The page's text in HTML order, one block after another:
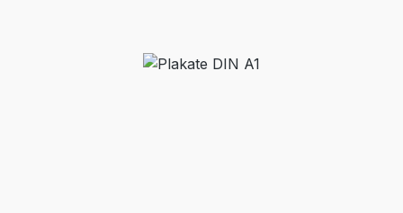
Bildergalerie überspringen